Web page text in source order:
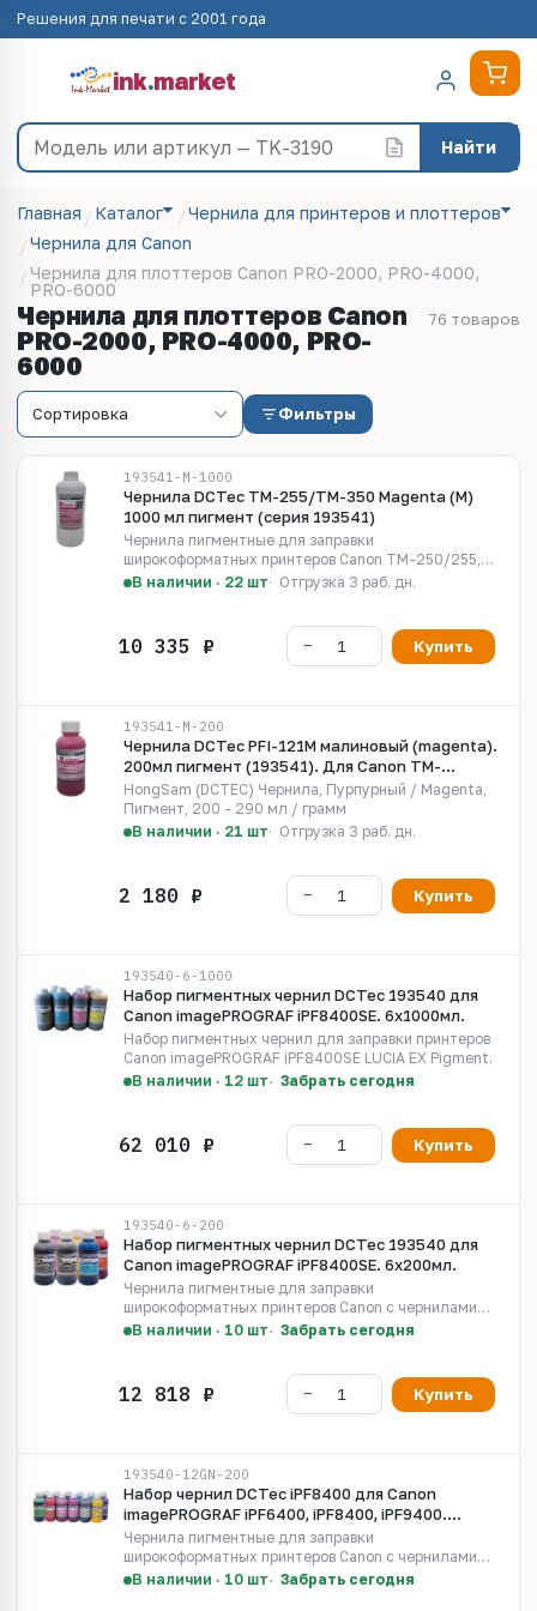
Решения для печати с 2001 года
ink.market
Найти
Главная Каталог
Чернила для принтеров и плоттеров
Чернила для Canon
Чернила для плоттеров Canon PRO-2000, PRO-4000,
PRO-6000
Чернила для плоттеров Canon
PRO-2000, PRO-4000, PRO-
6000
76 товаров
Фильтры
193541-M-1000
Чернила DCTec TM-255/TM-350 Magenta (M)
1000 мл пигмент (серия 193541)
Чернила пигментные для заправки
широкоформатных принтеров Canon TM-250/255,
TM-350/355 с чернилами LUCIA EX Pigment / Lucia
В наличии · 22 шт Отгрузка 3 раб. дн.
Купить
193541-M-200
Чернила DCTec PFI-121M малиновый (magenta).
200мл пигмент (193541). Для Canon TM-
240/255, TM-350/355, TM-340
HongSam (DCTEC) Чернила, Пурпурный / Magenta,
Пигмент, 200 - 290 мл / грамм
В наличии · 21 шт
Отгрузка 3 раб. дн.
Купить
193540-6-1000
Набор пигментных чернил DCTec 193540 для
Canon imagePROGRAF iPF8400SE. 6х1000мл.
Набор пигментных чернил для заправки принтеров
Canon imagePROGRAF iPF8400SE LUCIA EX Pigment.
В наличии · 12 шт
Забрать сегодня
Купить
193540-6-200
Набор пигментных чернил DCTec 193540 для
Canon imagePROGRAF iPF8400SE. 6х200мл.
Чернила пигментные для заправки
широкоформатных принтеров Canon с чернилами
LUCIA EX Pigment.
В наличии · 10 шт Забрать сегодня
Купить
193540-12GN-200
Набор чернил DCTec iPF8400 для Canon
imagePROGRAF iPF6400, iPF8400, iPF9400.
12х200мл. Серия 193640
Чернила пигментные для заправки
широкоформатных принтеров Canon с чернилами
LUCIA EX Pigment.
В наличии · 10 шт Забрать сегодня